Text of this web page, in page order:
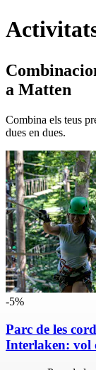
a Matten
Combina els teus
dues en dues.
-5%
Parc de les
Interlaken: vol